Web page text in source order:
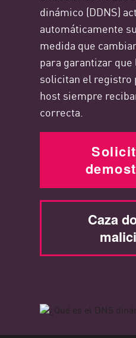
dinámico (DDNS)
automáticamente
medida que
para garantizar
solicitan el registro
host siempre
correcta.
Caza